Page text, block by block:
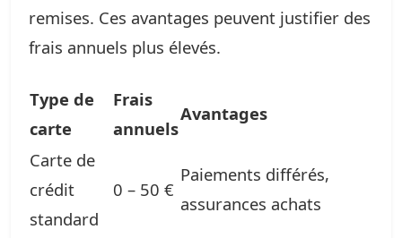
remises. Ces avantages peuvent justifier des
frais annuels plus élevés.
Type de
carte
Frais
annuels
Avantages
Carte de
crédit
standard
0 – 50 €
Paiements différés,
assurances achats